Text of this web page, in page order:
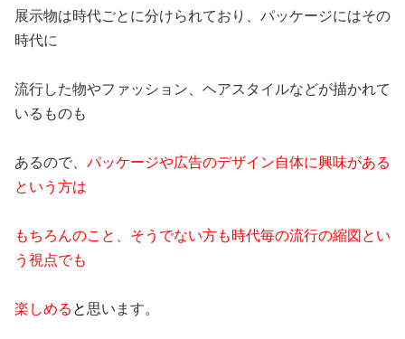
展示物は時代ごとに分けられており、パッケージにはその
時代に
流行した物やファッション、ヘアスタイルなどが描かれて
いるものも
あるので、 パッケージや広告のデザイン自体に興味がある
という方は
もちろんのこと、そうでない方も時代毎の流行の縮図とい
う視点でも
楽しめる と 思います。